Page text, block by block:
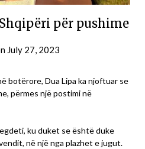
për pushime
July 27, 2023
botërore, Dua Lipa ka njoftuar se
përmes një postimi në
ku duket se është duke
në një nga plazhet e jugut.